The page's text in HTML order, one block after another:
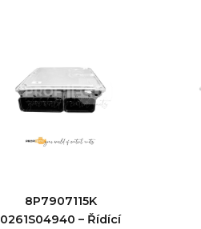
8P7907115K
0261S04940 – Řídící